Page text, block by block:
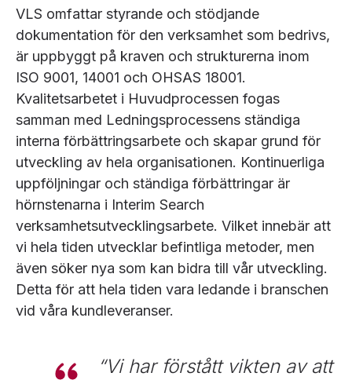
VLS omfattar styrande och stödjande
dokumentation för den verksamhet som bedrivs,
är uppbyggt på kraven och strukturerna inom
ISO 9001, 14001 och OHSAS 18001.
Kvalitetsarbetet i Huvudprocessen fogas
samman med Ledningsprocessens ständiga
interna förbättringsarbete och skapar grund för
utveckling av hela organisationen. Kontinuerliga
uppföljningar och ständiga förbättringar är
hörnstenarna i Interim Search
verksamhetsutvecklingsarbete. Vilket innebär att
vi hela tiden utvecklar befintliga metoder, men
även söker nya som kan bidra till vår utveckling.
Detta för att hela tiden vara ledande i branschen
vid våra kundleveranser.
“Vi har förstått vikten av att